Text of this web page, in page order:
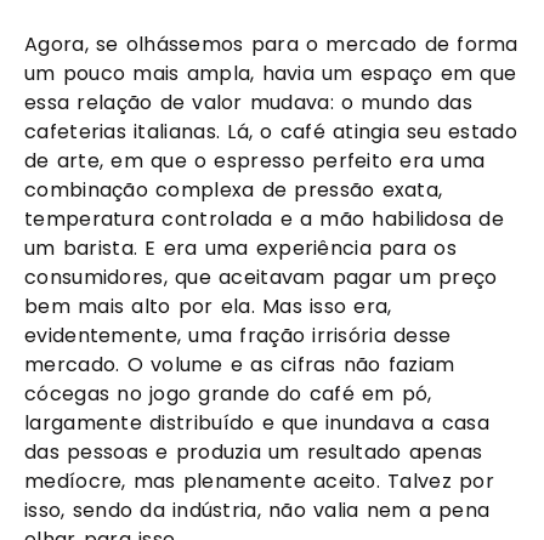
Agora, se olhássemos para o mercado de forma
um pouco mais ampla, havia um espaço em que
essa relação de valor mudava: o mundo das
cafeterias italianas. Lá, o café atingia seu estado
de arte, em que o espresso perfeito era uma
combinação complexa de pressão exata,
temperatura controlada e a mão habilidosa de
um barista. E era uma experiência para os
consumidores, que aceitavam pagar um preço
bem mais alto por ela. Mas isso era,
evidentemente, uma fração irrisória desse
mercado. O volume e as cifras não faziam
cócegas no jogo grande do café em pó,
largamente distribuído e que inundava a casa
das pessoas e produzia um resultado apenas
medíocre, mas plenamente aceito. Talvez por
isso, sendo da indústria, não valia nem a pena